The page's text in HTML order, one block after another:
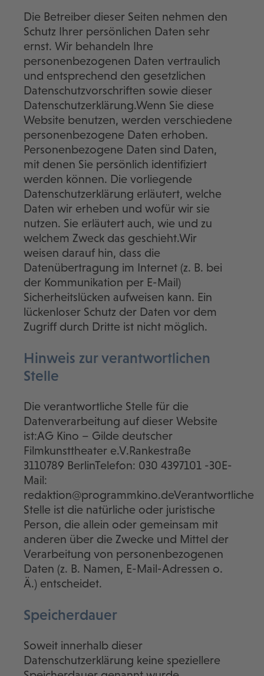
Die Betreiber dieser Seiten nehmen den
Schutz Ihrer persönlichen Daten sehr
ernst. Wir behandeln Ihre
personenbezogenen Daten vertraulich
und entsprechend den gesetzlichen
Datenschutzvorschriften sowie dieser
Datenschutzerklärung.Wenn Sie diese
Website benutzen, werden verschiedene
personenbezogene Daten erhoben.
Personenbezogene Daten sind Daten,
mit denen Sie persönlich identifiziert
werden können. Die vorliegende
Datenschutzerklärung erläutert, welche
Daten wir erheben und wofür wir sie
nutzen. Sie erläutert auch, wie und zu
welchem Zweck das geschieht.Wir
weisen darauf hin, dass die
Datenübertragung im Internet (z. B. bei
der Kommunikation per E-Mail)
Sicherheitslücken aufweisen kann. Ein
lückenloser Schutz der Daten vor dem
Zugriff durch Dritte ist nicht möglich.
Hinweis zur verantwortlichen
Stelle
Die verantwortliche Stelle für die
Datenverarbeitung auf dieser Website
ist:AG Kino – Gilde deutscher
Filmkunsttheater e.V.Rankestraße
3110789 BerlinTelefon: 030 4397101 -30E-
Mail:
redaktion@programmkino.deVerantwortliche
Stelle ist die natürliche oder juristische
Person, die allein oder gemeinsam mit
anderen über die Zwecke und Mittel der
Verarbeitung von personenbezogenen
Daten (z. B. Namen, E-Mail-Adressen o.
Ä.) entscheidet.
Speicherdauer
Soweit innerhalb dieser
Datenschutzerklärung keine speziellere